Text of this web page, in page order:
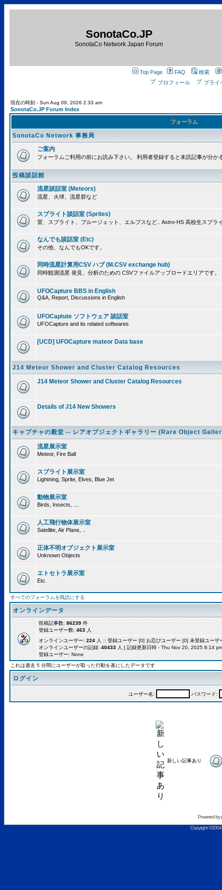
SonotaCo.JP
SonotaCo Network Japan Forum
Top Page FAQ
検索
プロフィール
プライ
現在の時刻 - Sun Aug 09, 2026 2:33 am
SonotaCo.JP Forum Index
フォーラム
SonotaCo Network 事務局
ご案内
フォーラムご利用の前にお読み下さい。 利用者登録すると未読記事が分か
投稿談話館
流星談話室 (Meteors)
流星、火球、流星群など
スプライト談話室 (Sprites)
雷、スプライト、ブルージェット、エルブスなど.. Astro-HS 高校生スプラ
なんでも談話室 (Etc)
その他、なんでもOKです。
同時流星計算用CSV ハブ (M.CSV exchange hub)
同時観測流星 発見、分析のための CSVファイルアップロードエリアです。
UFOCapture BBS in English
Q&A, Report, Discussions in English
UFOCaptute ソフトウェア 談話室
UFOCapture and its related softwares
[UCD] UFOCapture mateor Data base
J14 Meteor Shower and Cluster Catalog Resources
J14 Meteor Shower and Cluster Catalog Resources
Details of J14 New Showers
キャプチャの殿堂 -- レアオブジェクトギャラリー (Rare Object
流星展示室
Meteor, Fire Ball
スプライト展示室
Lightning, Sprite, Elves, Blue Jet
動物展示室
Birds, Insects, ....
人工飛行物体展示室
Satellite, Air Plane, ..
正体不明オブジェクト展示室
Unknown Objects
エトセトラ展示室
Etc.
すべてのフォーラムを既読にする
オンラインデータ
投稿記事数: 86239 件
登録ユーザー数: 463 人
オンラインユーザー: 224 人 :: 登録ユーザー [0] お忍びユーザー [0] 未登録ユー
オンラインユーザーの記録: 40433 人 [ 記録更新日時 - Thu Nov 20, 2025 8:14
登録ユーザー: None
これは過去 5 分間にユーザーが取った行動を基にしたデータです
ログイン
ユーザー名: パスワード:
新しい記事あり
Powered by
Copyright ©2004